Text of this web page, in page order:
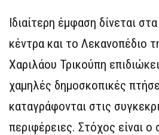
Ιδιαίτερη έμφαση δίνεται
κέντρα και το Λεκανοπέδιο
Χαριλάου Τρικούπη
χαμηλές δημοσκοπικές
καταγράφονται στις
περιφέρειες. Στόχος είναι ο